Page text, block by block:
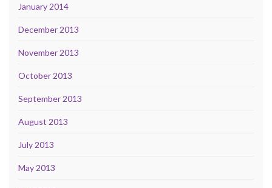
January 2014
December 2013
November 2013
October 2013
September 2013
August 2013
July 2013
May 2013